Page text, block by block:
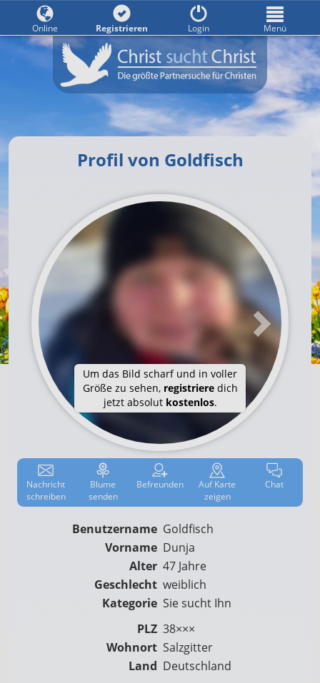
Profil von Goldfisch
Um das Bild scharf und in voller
Größe zu sehen, registrieredich
jetzt absolut kostenlos.
Nachricht
schreiben
Blume
senden
Befreun­den AufKarte
zeigen
Chat
Benutzername Goldfisch
Vorname Dunja
Alter 47 Jahre
Geschlecht weiblich
Kategorie Sie sucht Ihn
PLZ 38×××
Wohnort Salzgitter
Land Deutschland
Online Registrieren Login Menü